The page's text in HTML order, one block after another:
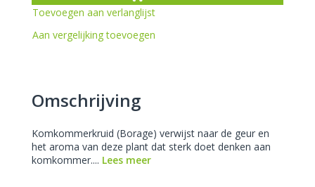
Toevoegen aan verlanglijst
Aan vergelijking toevoegen
Omschrijving
Komkommerkruid (Borage) verwijst naar de geur en
het aroma van deze plant dat sterk doet denken aan
komkommer.... Lees meer